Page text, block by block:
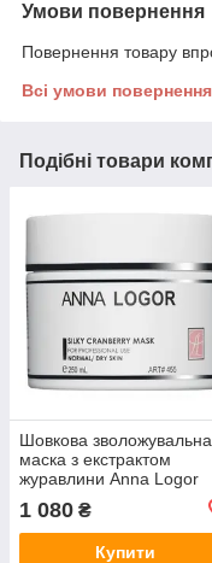
Умови повернення
Повернення товару
Всі умови повернення
Подібні товари
Шовкова зволожувальна
маска з екстрактом
журавлини Anna Logor
Silky Cranberry Mask
мл
1 080 ₴
Купити